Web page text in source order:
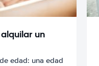
un
edad: una edad